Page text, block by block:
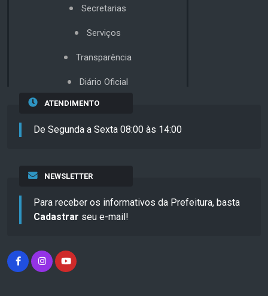
Secretarias
Serviços
Transparência
Diário Oficial
ATENDIMENTO
De Segunda a Sexta 08:00 às 14:00
NEWSLETTER
Para receber os informativos da Prefeitura, basta
Cadastrar seu e-mail!